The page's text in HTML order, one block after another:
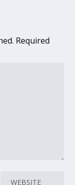
Required